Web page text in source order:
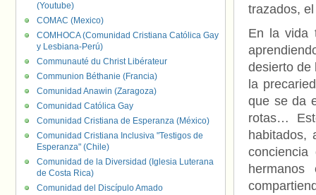
trazados,
En la vida
desierto de
la
que se da
rotas…
habitados,
(Youtube)
COMAC (Mexico)
COMHOCA (Comunidad Cristiana Católica Gay
y Lesbiana-Perú)
Communauté du Christ Libérateur
Communion Béthanie (Francia)
Comunidad Anawin (Zaragoza)
Comunidad Católica Gay
Comunidad Cristiana de Esperanza (México)
Comunidad Cristiana Inclusiva "Testigos de
Esperanza" (Chile)
Comunidad de la Diversidad (Iglesia Luterana
de Costa Rica)
Comunidad del Discípulo Amado